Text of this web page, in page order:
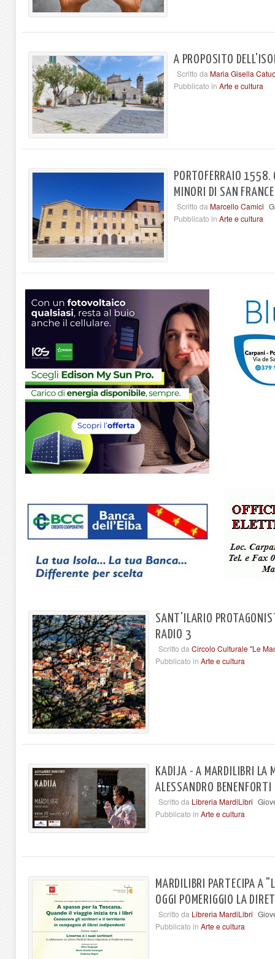
A PROPOSITO
Scritto da Maria Gisella
Pubblicato in Arte e cultura
PORTOFERRAIO 1558.
MINORI DI SAN
Scritto da Marcello Camici
Pubblicato in Arte e cultura
SANT'ILARIO
RADIO 3
Scritto da Circolo Culturale "Le
Pubblicato in Arte e cultura
KADIJA - A MARDILIBRI LA
ALESSANDRO BENENFORTI
Scritto da Libreria MardiLibri
Pubblicato in Arte e cultura
MARDILIBRI PARTECIPA A
OGGI POMERIGGIO LA
Scritto da Libreria MardiLibri
Pubblicato in Arte e cultura